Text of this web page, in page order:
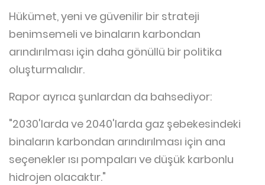
Hükümet, yeni ve güvenilir bir strateji
benimsemeli ve binaların karbondan
arındırılması için daha gönüllü bir politika
oluşturmalıdır.
Rapor ayrıca şunlardan da bahsediyor:
"2030'larda ve 2040'larda gaz şebekesindeki
binaların karbondan arındırılması için ana
seçenekler ısı pompaları ve düşük karbonlu
hidrojen olacaktır."